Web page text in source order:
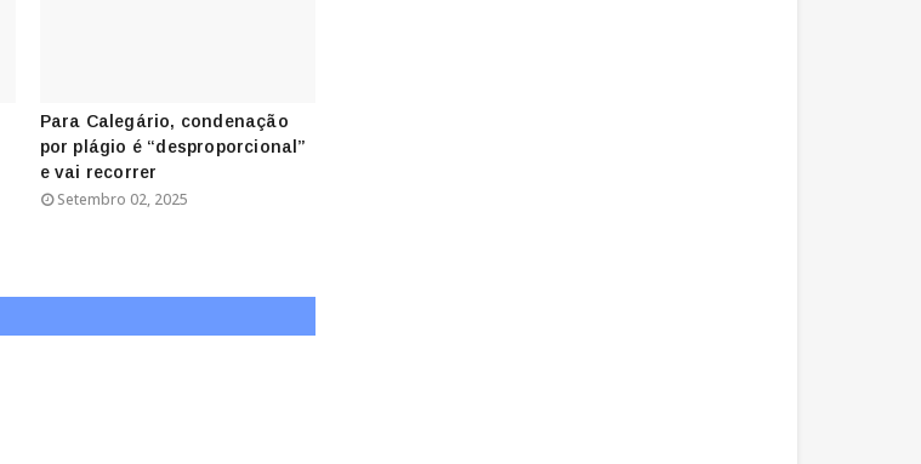
Para Calegário, condenação
por plágio é “desproporcional”
e vai recorrer
Setembro 02, 2025